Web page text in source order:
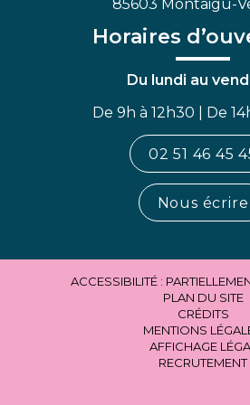
85603 Montaigu-
Horaires
Du lundi au
De 9h à 12h30 | De
02 51 46 45
Nous écrire
ACCESSIBILITÉ :
PLAN DU SITE
CRÉDITS
MENTIONS
AFFICHAGE
RECRUTEMENT